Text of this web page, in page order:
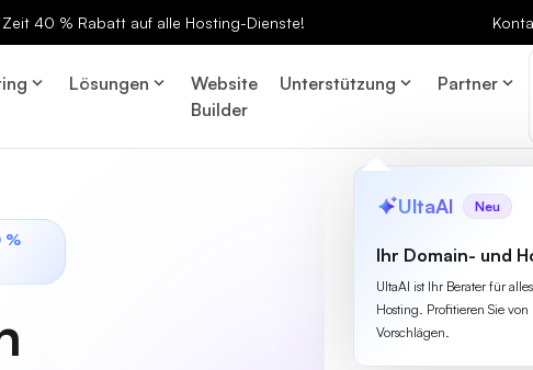
40 % Rabatt auf alle Hosting-Dienste!
Lösungen
Website
Builder
Unterstützung Partner
UltaAI Neu
Ihr Domain- und
UltaAI ist Ihr Berater für
Hosting. Profitieren Sie von
Vorschlägen.
%